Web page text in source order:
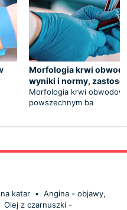
Morfologia krwi
wyniki i normy,
Morfologia krwi
powszechnym ba
katar • Angina - objawy,
Olej z czarnuszki -